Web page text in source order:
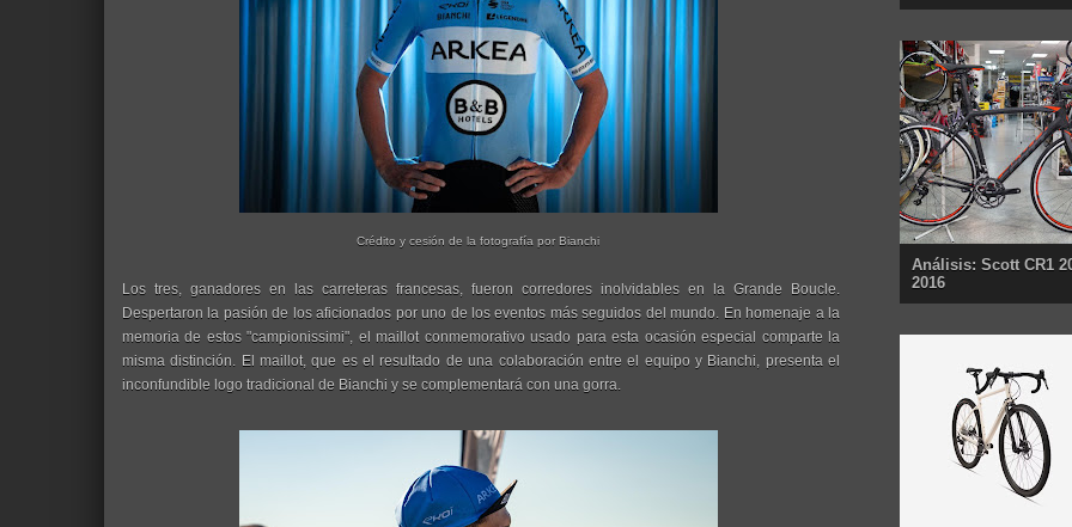
Crédito y cesión de la fotografía por Bianchi
Los tres, ganadores en las carreteras francesas, fueron corredores inolvidables en la Grande Boucle.
Despertaron la pasión de los aficionados por uno de los eventos más seguidos del mundo. En homenaje a la
memoria de estos "campionissimi", el maillot conmemorativo usado para esta ocasión especial comparte la
misma distinción. El maillot, que es el resultado de una colaboración entre el equipo y Bianchi, presenta el
inconfundible logo tradicional de Bianchi y se complementará con una gorra.
Análisis: Scott CR1
2016